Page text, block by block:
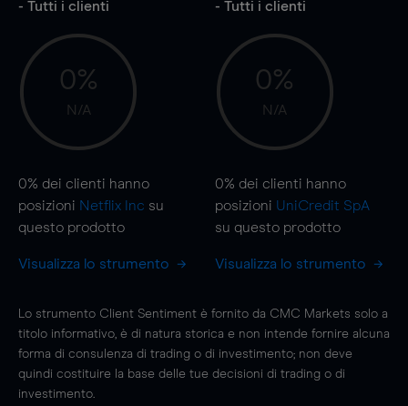
- Tutti i clienti
0%
N/A
0% dei clienti hanno
posizioni Netflix Inc su
questo prodotto
Visualizza lo strumento
- Tutti i clienti
0%
N/A
0% dei clienti hanno
posizioni UniCredit SpA
su questo prodotto
Visualizza lo strumento
Lo strumento Client Sentiment è fornito da CMC Markets solo a
titolo informativo, è di natura storica e non intende fornire alcuna
forma di consulenza di trading o di investimento; non deve
quindi costituire la base delle tue decisioni di trading o di
investimento.